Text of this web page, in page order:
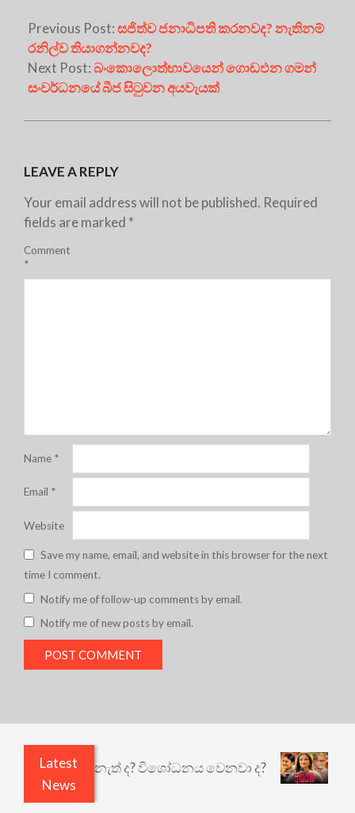
Previous Post:සජිත්ව ජනාධිපති කරනවද? නැතිනම්
රනිල්ව තියාගන්නවද?
Next Post:බංකොලොත්භාවයෙන් ගොඩඑන ගමන්
සංවර්ධනයේ බීජ සිටුවන අයවැයක්
LEAVE A REPLY
Your email address will not be published. Required
fields are marked *
Comment
*
Name *
Email *
Website
Save my name, email, and website in this browser for the next
time I comment.
Notify me of follow-up comments by email.
Notify me of new posts by email.
Latest
News
කුඩු නැත් ද? විශෝධනය වෙනවා ද?